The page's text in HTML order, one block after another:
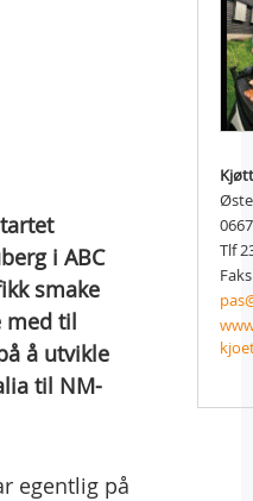
i ABC
smake
med til
å utvikle
til NM-
egentlig på
Tlf